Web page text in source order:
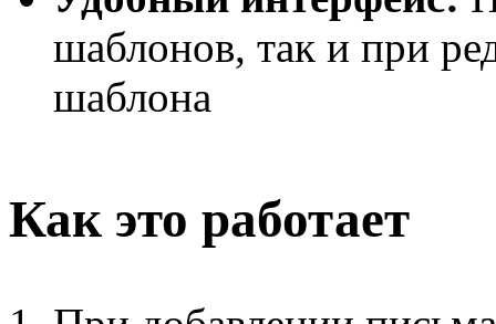
шаблонов, так и при
шаблона
Как это работает